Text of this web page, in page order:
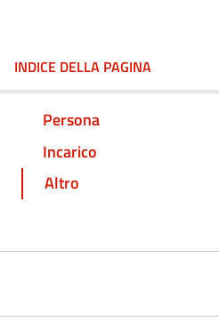
INDICE DELLA PAGINA
Persona
Incarico
Altro